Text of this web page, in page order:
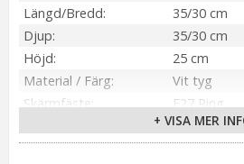
Längd/Bredd
35/30 cm
Djup
35/30 cm
Höjd
25 cm
Material / Färg
Vit tyg
Skärmfäste
E27 Ring
Inomhus
Tillverkare
PR Home
+ VISA MER